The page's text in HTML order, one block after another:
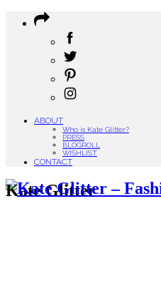
ABOUT
Who is Kate Glitter?
PRESS
BLOGROLL
WISHLIST
CONTACT
Kate Glitter